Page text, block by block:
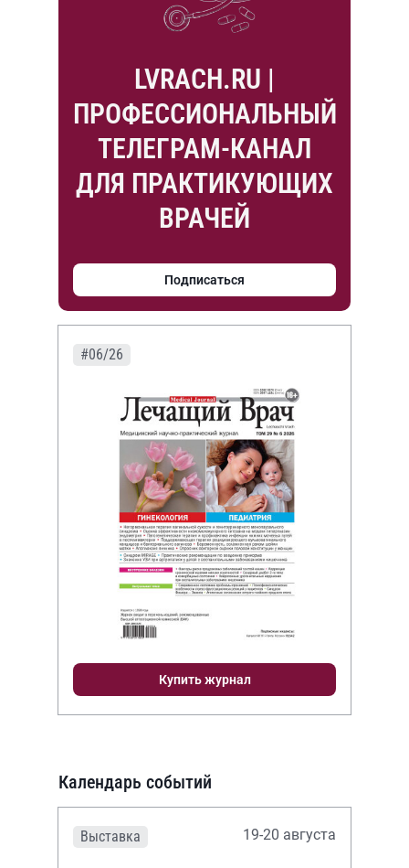
LVRACH.RU |
ПРОФЕССИОНАЛЬНЫЙ
ТЕЛЕГРАМ-КАНАЛ
ДЛЯ ПРАКТИКУЮЩИХ
ВРАЧЕЙ
Подписаться
#06/26
Купить журнал
Календарь событий
Выставка 19-20 августа